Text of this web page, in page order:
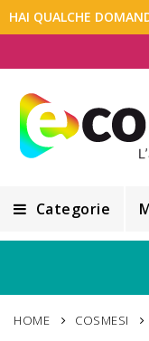
HAI QUALCHE
Categorie
Alimentazione
HOME COSMESI